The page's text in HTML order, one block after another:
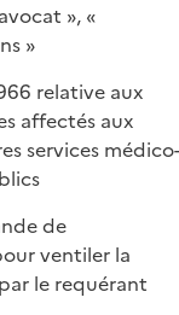
», «
»
relative aux
affectés aux
services médico-
de
ventiler la
le requérant